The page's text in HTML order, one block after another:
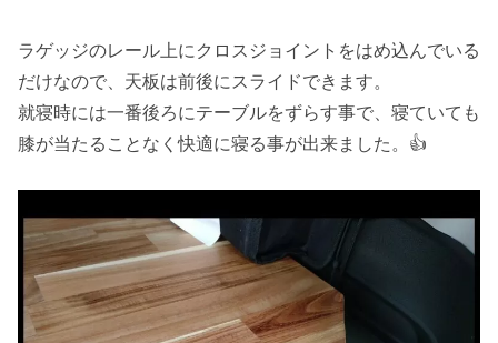
ラゲッジのレール上にクロスジョイントをはめ込んでいる
だけなので、天板は前後にスライドできます。
就寝時には一番後ろにテーブルをずらす事で、寝ていても
膝が当たることなく快適に寝る事が出来ました。👍